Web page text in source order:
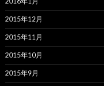
2015年12月
2015年11月
2015年10月
2015年9月